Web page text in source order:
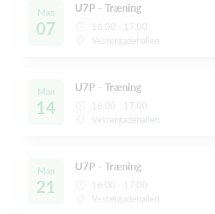
Man
07
U7P - Træning
16:00 - 17:00
Vestergadehallen
Man
14
U7P - Træning
16:00 - 17:00
Vestergadehallen
Man
21
U7P - Træning
16:00 - 17:00
Vestergadehallen